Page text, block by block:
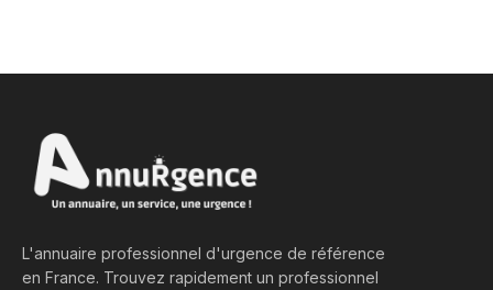
L'annuaire professionnel d'urgence de référence
en France. Trouvez rapidement un professionnel